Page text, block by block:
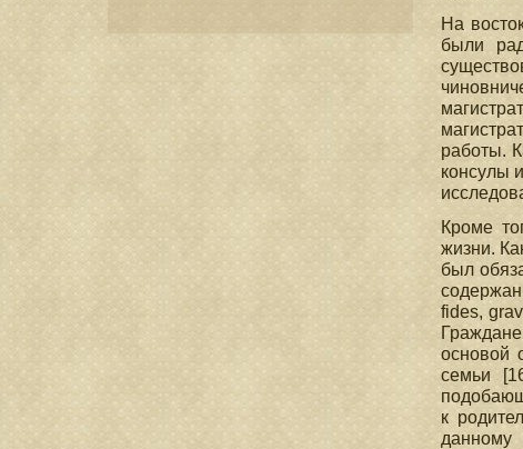
На
были
работы.
консулы
Кроме
жизни.
был
fides,
основой
семьи
к
данному